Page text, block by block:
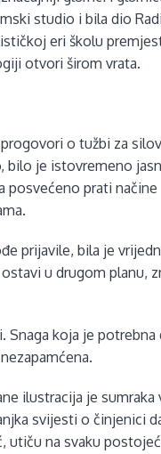
studio i bila dio
eri školu
otvori širom vrata.
o tužbi za
bilo je istovremeno
posvećeno prati načine
prijavile, bila je
u drugom planu,
koja je potrebna
ilustracija je sumraka
svijesti o činjenici
utiču na svaku